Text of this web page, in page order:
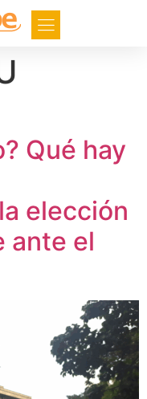
Qué hay
elección
ante el